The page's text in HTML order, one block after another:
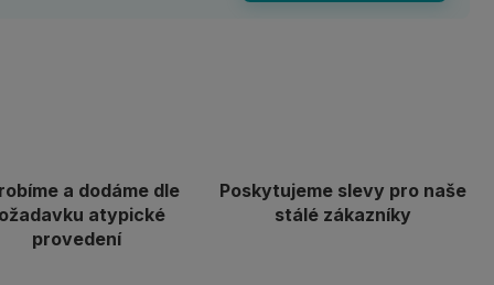
a dodáme dle
atypické
provedení
Poskytujeme slevy pro naše
stálé zákazníky